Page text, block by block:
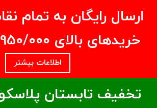
ارسال رایگان به تمام
خریدهای بالای ۵/950/000 تومان
اطلاعات بیشتر
تخفیف تابستان